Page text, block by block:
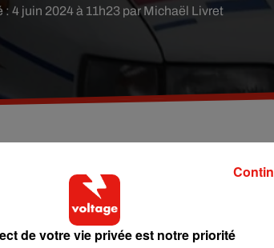
: 4 juin 2024 à 11h23 par Michaël Livret
par un adolescent de 14 ans à
4 juin. Il a été placé en garde à vue.
en chasse par la police à Massy-Palaiseau
de votre vie privée est notre priorité